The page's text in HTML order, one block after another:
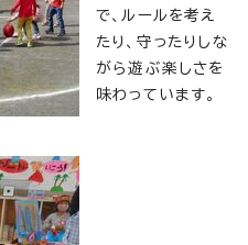
で、ルールを考え
たり、守ったりしな
がら遊ぶ楽しさを
味わっています。